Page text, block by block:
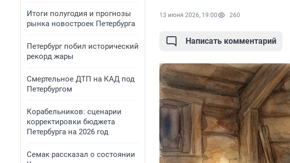
Итоги полугодия и прогнозы
рынка новостроек Петербурга
Петербург побил исторический
рекорд жары
Смертельное ДТП на КАД под
Петербургом
Корабельников: сценарии
корректировки бюджета
Петербурга на 2026 год
Семак рассказал о состоянии
13 июня 2026, 19:00 260
Написать комментарий